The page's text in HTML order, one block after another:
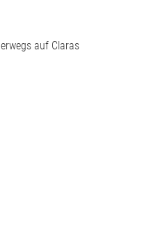
auf Claras